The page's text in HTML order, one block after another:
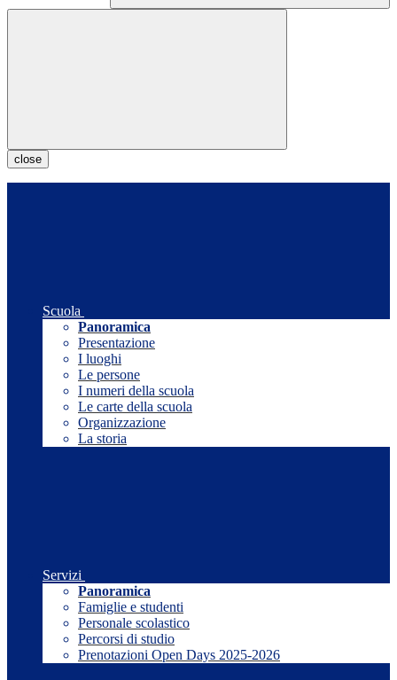
close
Scuola
Panoramica
Presentazione
I luoghi
Le persone
I numeri della scuola
Le carte della scuola
Organizzazione
La storia
Servizi
Panoramica
Famiglie e studenti
Personale scolastico
Percorsi di studio
Prenotazioni Open Days 2025-2026